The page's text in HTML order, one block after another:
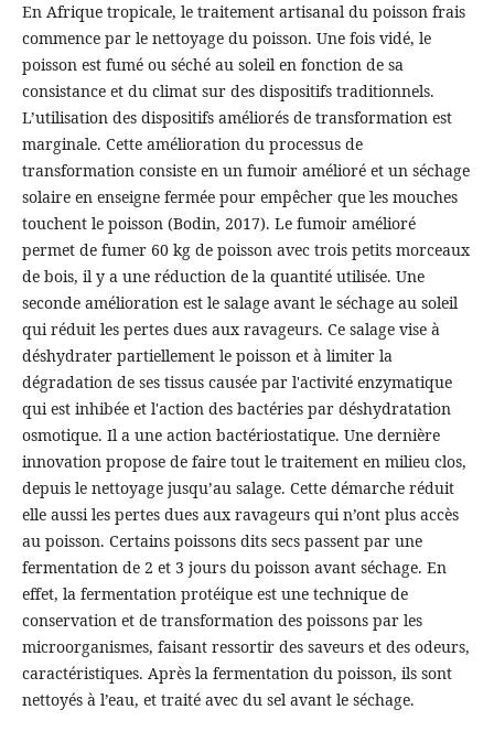
En Afrique tropicale, le traitement artisanal du poisson frais
commence par le nettoyage du poisson. Une fois vidé, le
poisson est fumé ou séché au soleil en fonction de sa
consistance et du climat sur des dispositifs traditionnels.
L’utilisation des dispositifs améliorés de transformation est
marginale. Cette amélioration du processus de
transformation consiste en un fumoir amélioré et un séchage
solaire en enseigne fermée pour empêcher que les mouches
touchent le poisson (Bodin, 2017). Le fumoir amélioré
permet de fumer 60 kg de poisson avec trois petits morceaux
de bois, il y a une réduction de la quantité utilisée. Une
seconde amélioration est le salage avant le séchage au soleil
qui réduit les pertes dues aux ravageurs. Ce salage vise à
déshydrater partiellement le poisson et à limiter la
dégradation de ses tissus causée par l'activité enzymatique
qui est inhibée et l'action des bactéries par déshydratation
osmotique. Il a une action bactériostatique. Une dernière
innovation propose de faire tout le traitement en milieu clos,
depuis le nettoyage jusqu’au salage. Cette démarche réduit
elle aussi les pertes dues aux ravageurs qui n’ont plus accès
au poisson. Certains poissons dits secs passent par une
fermentation de 2 et 3 jours du poisson avant séchage. En
effet, la fermentation protéique est une technique de
conservation et de transformation des poissons par les
microorganismes, faisant ressortir des saveurs et des odeurs,
caractéristiques. Après la fermentation du poisson, ils sont
nettoyés à l’eau, et traité avec du sel avant le séchage.